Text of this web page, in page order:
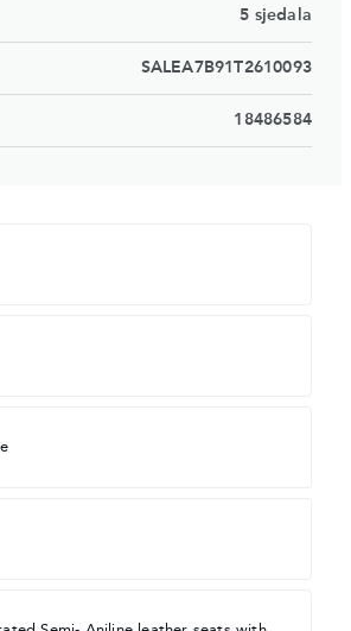
5 sjedala
SALEA7B91T2610093
18486584